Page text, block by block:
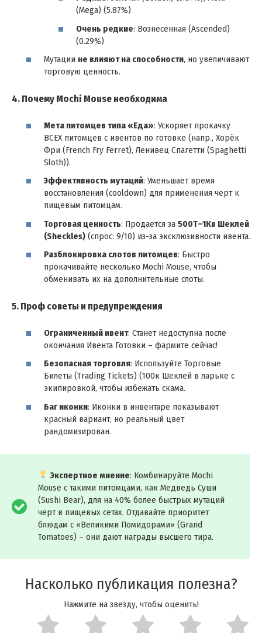
(Mega) (5.87%)
Очень редкие: Вознесенная (Ascended)
(0.29%)
Мутации не влияют на способности, но увеличивают
торговую ценность.
4. Почему Mochi Mouse необходима
Мета питомцев типа «Еда»: Ускоряет прокачку
ВСЕХ питомцев с ивентов по готовке (напр., Хорёк
Фри (French Fry Ferret), Ленивец Спагетти (Spaghetti
Sloth)).
Эффективность мутаций: Уменьшает время
восстановления (cooldown) для применения черт к
пищевым питомцам.
Торговая ценность: Продается за 500Т–1Кв Шеклей
(Sheckles) (спрос: 9/10) из-за эксклюзивности ивента.
Разблокировка слотов питомцев: Быстро
прокачивайте несколько Mochi Mouse, чтобы
обменивать их на дополнительные слоты.
5. Проф советы и предупреждения
Ограниченный ивент: Станет недоступна после
окончания Ивента Готовки – фармите сейчас!
Безопасная торговля: Используйте Торговые
Билеты (Trading Tickets) (100к Шеклей в ларьке с
экипировкой, чтобы избежать скама.
Баг иконки: Иконки в инвентаре показывают
красный вариант, но реальный цвет
рандомизирован.
Экспертное мнение: Комбинируйте Mochi
Mouse с такими питомцами, как Медведь Суши
(Sushi Bear), для на 40% более быстрых мутаций
черт в пищевых сетах. Отдавайте приоритет
блюдам с «Великими Помидорами» (Grand
Tomatoes) – они дают награды высшего тира.
Насколько публикация полезна?
Нажмите на звезду, чтобы оценить!